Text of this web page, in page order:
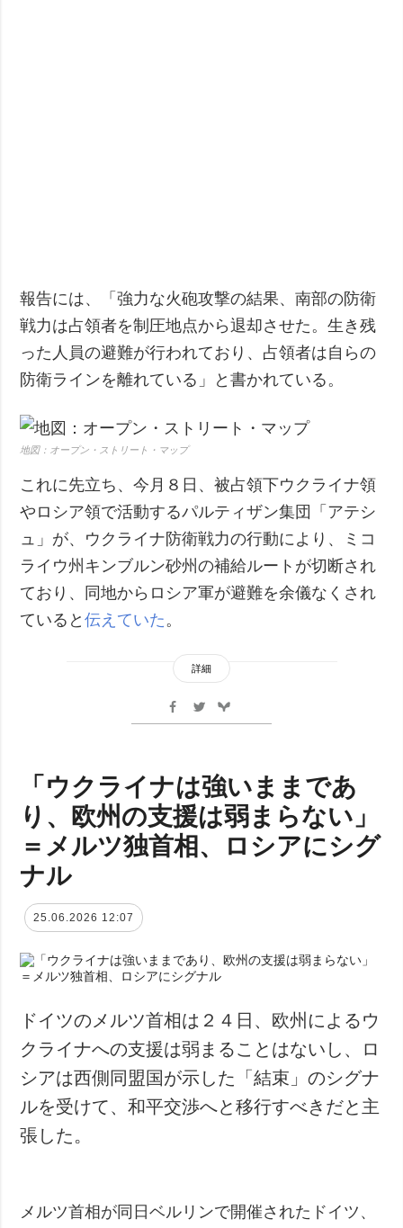
報告には、「強力な火砲攻撃の結果、南部の防衛
戦力は占領者を制圧地点から退却させた。生き残
った人員の避難が行われており、占領者は自らの
防衛ラインを離れている」と書かれている。
地図：オープン・ストリート・マップ
これに先立ち、今月８日、被占領下ウクライナ領
やロシア領で活動するパルティザン集団「アテシ
ュ」が、ウクライナ防衛戦力の行動により、ミコ
ライウ州キンブルン砂州の補給ルートが切断され
ており、同地からロシア軍が避難を余儀なくされ
ていると伝えていた 。
詳細
「ウクライナは強いままであ
り、欧州の支援は弱まらない」
＝メルツ独首相、ロシアにシグ
ナル
25.06.2026 12:07
ドイツのメルツ首相は２４日、欧州によるウ
クライナへの支援は弱まることはないし、ロ
シアは西側同盟国が示した「結束」のシグナ
ルを受けて、和平交渉へと移行すべきだと主
張した。
メルツ首相が同日ベルリンで開催されたドイツ、